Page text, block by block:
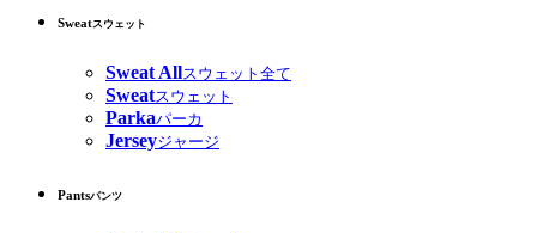
Sweatスウェット
Sweat Allスウェット全て
Sweatスウェット
Parkaパーカ
Jerseyジャージ
Pantsパンツ